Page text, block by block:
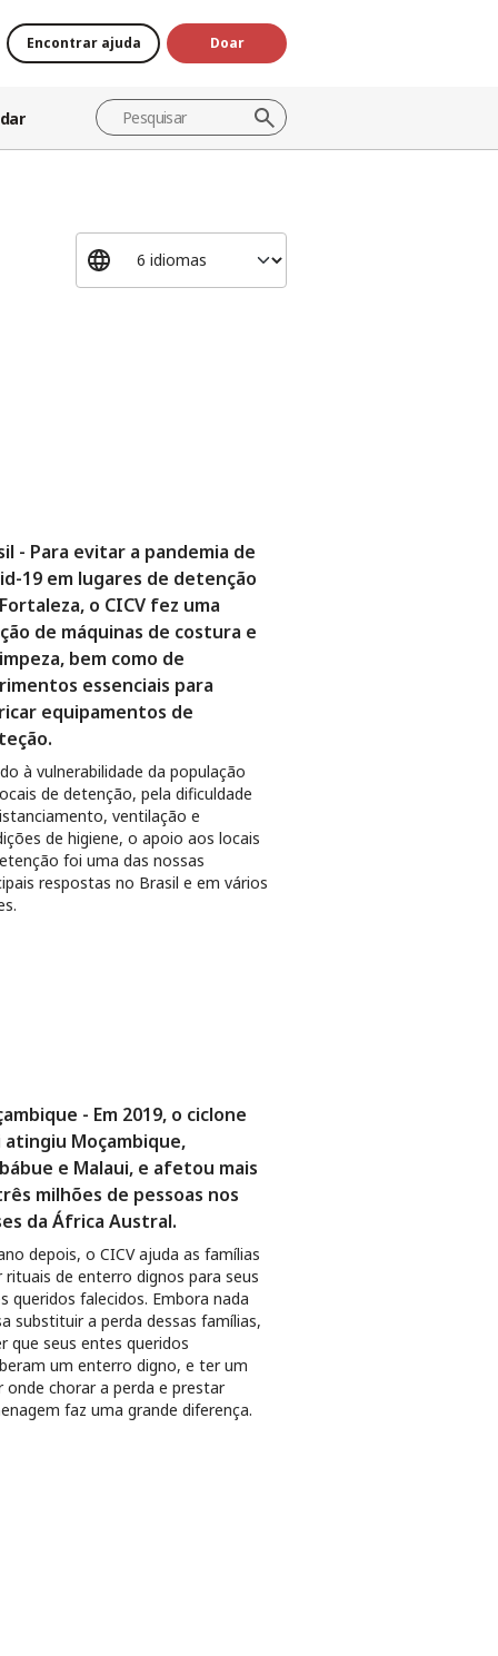
Encontrar ajuda Doar
- Para evitar a pandemia de
19 em lugares de detenção
o CICV fez uma
de máquinas de costura e
bem como de
essenciais para
equipamentos de
à vulnerabilidade da população
de detenção, pela dificuldade
ventilação e
de higiene, o apoio aos locais
foi uma das nossas
respostas no Brasil e em vários
- Em 2019, o ciclone
Moçambique,
e Malaui, e afetou mais
milhões de pessoas nos
da África Austral.
depois, o CICV ajuda as famílias
rituais de enterro dignos para seus
queridos falecidos. Embora nada
substituir a perda dessas famílias,
que seus entes queridos
um enterro digno, e ter um
onde chorar a perda e prestar
faz uma grande diferença.